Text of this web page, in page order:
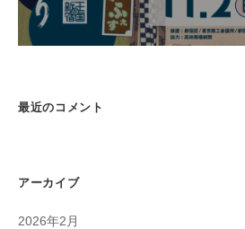
最近のコメント
アーカイブ
2026年2月